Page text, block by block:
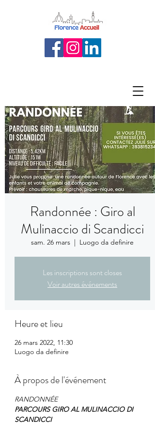
Randonnée : Giro al
Mulinaccio di Scandicci
sam. 26 mars
  |
Luogo da definire
Les inscriptions sont closes
Voir autres événements
Heure et lieu
26 mars 2022, 11:30
Luogo da definire
À propos de l'événement
RANDONNÉE
PARCOURS GIRO AL MULINACCIO DI
SCANDICCI